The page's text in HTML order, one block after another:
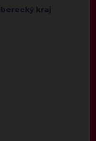
kraj